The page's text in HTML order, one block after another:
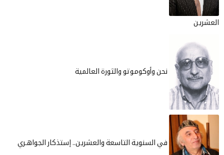
العشرين
نحن وأوكوموتو والثورة العالمية
في السنوية التاسعة والعشرين.. إستذكار الجواهـري